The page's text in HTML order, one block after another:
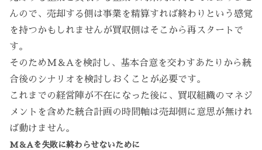
んので、売却する側は事業を精算すれば終わりという感覚
を持つかもしれませんが買収側はそこから再スタートで
す。
そのためM＆Aを検討し、基本合意を交わすあたりから統
合後のシナリオを検討しおくことが必要です。
これまでの経営陣が不在になった後に、買収組織のマネジ
メントを含めた統合計画の時間軸は売却側に意思が無けれ
ば動けません。
M＆Aを失敗に終わらせないために